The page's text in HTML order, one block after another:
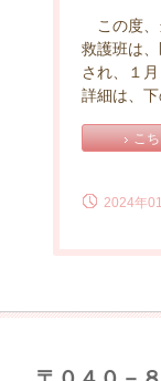
この度、
救護班は
され、１
詳細は、
こ
2024年